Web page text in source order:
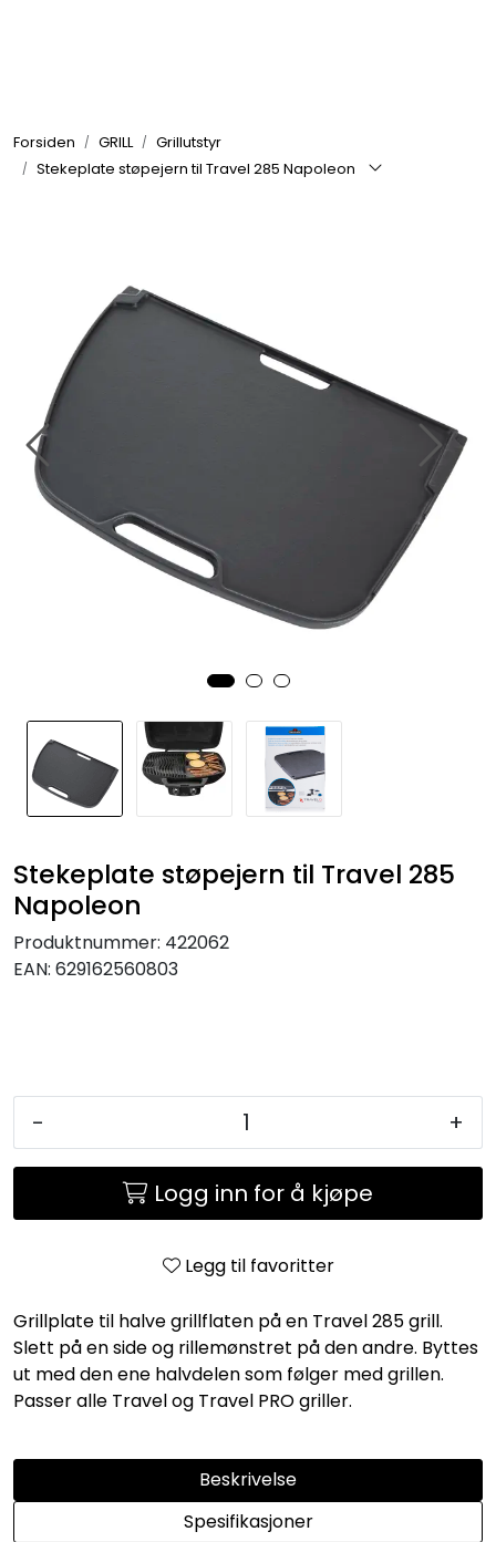
Forsiden GRILL
Grillutstyr
Stekeplate støpejern til Travel 285 Napoleon
Stekeplate støpejern til Travel 285
Napoleon
Produktnummer: 422062
EAN: 629162560803
- +
Logg inn for å kjøpe
Legg til favoritter
Grillplate til halve grillflaten på en Travel 285 grill.
Slett på en side og rillemønstret på den andre. Byttes
ut med den ene halvdelen som følger med grillen.
Passer alle Travel og Travel PRO griller.
Beskrivelse
Spesifikasjoner
UTEMILJØ
INTERIØR
TEKSTIL
KJØKKEN
JUL